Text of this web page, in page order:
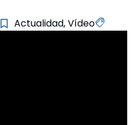
Actualidad,Vídeo